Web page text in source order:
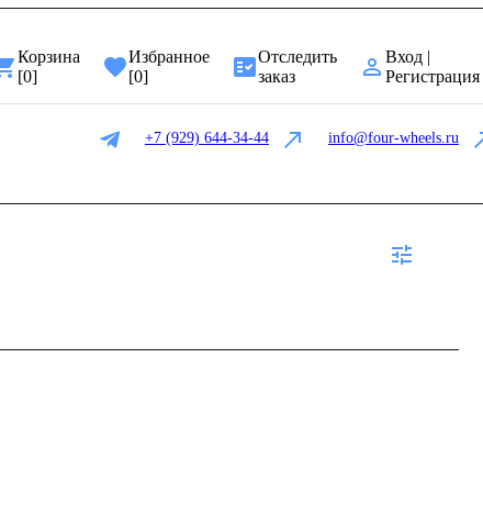
Корзина
[0]
Избранное
[0]
Отследить
заказ
Вход |
Регистрация
+7 (929) 644-34-44 info@four-wheels.ru